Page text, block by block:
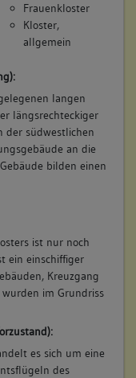
Frauenkloster
Kloster,
allgemein
langen
längsrechteckiger
der südwestlichen
an die
bilden einen
ist nur noch
ein einschiffiger
Kreuzgang
im Grundriss
es sich um eine
des